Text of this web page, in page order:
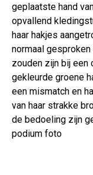
geplaatste hand
opvallend
haar hakjes
normaal
zouden zijn bij
gekleurde groene
een mismatch en
van haar strakke
de bedoeling zijn
podium foto